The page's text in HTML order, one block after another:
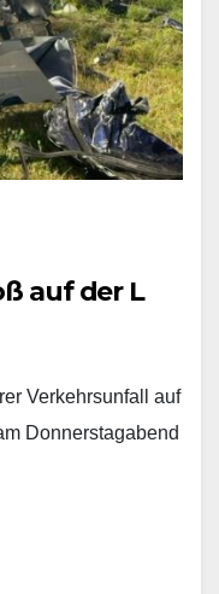
auf der L
Verkehrsunfall auf
Donnerstagabend